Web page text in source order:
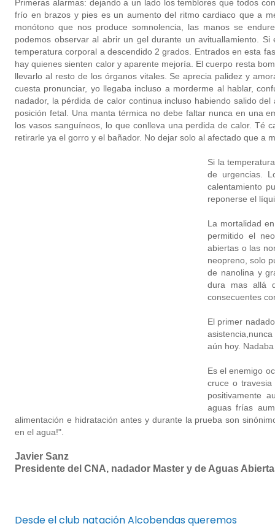
Primeras alarmas: dejando a un lado los temblores que todos
frío en brazos y pies es un aumento del ritmo cardiaco que a
monótono que nos produce somnolencia, las manos se
podemos observar al abrir un gel durante un avituallamiento.
temperatura corporal a descendido 2 grados. Entrados en esta
hay quienes sienten calor y aparente mejoría. El cuerpo resta
llevarlo al resto de los órganos vitales. Se aprecia palidez y
cuesta pronunciar, yo llegaba incluso a morderme al hablar,
nadador, la pérdida de calor continua incluso habiendo salido
posición fetal. Una manta térmica no debe faltar nunca en una
los vasos sanguíneos, lo que conlleva una perdida de calor. Té
retirarle ya el gorro y el bañador. No dejar solo al afectado que a
Si la
de urgencias.
calentamiento
reponerse el
La mortalidad
permitido el
abiertas o las
neopreno, solo
de nanolina y
dura mas allá
consecuentes
El primer
aún hoy.
Es el enemigo
cruce o
positivamente
aguas frías
alimentación e hidratación antes y durante la prueba son
en el agua!".
Javier Sanz
Presidente del CNA, nadador Master y de Aguas
Desde el club natación Alcobendas queremos